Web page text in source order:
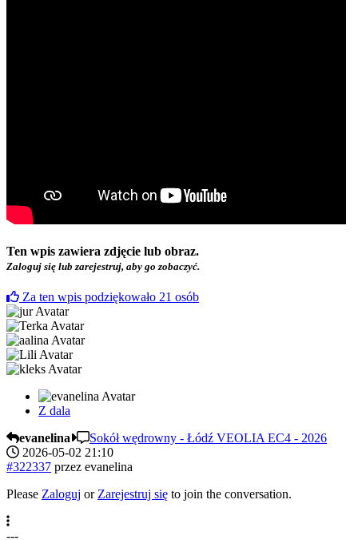
Ten wpis zawiera zdjęcie lub obraz.
Zaloguj się lub zarejestruj, aby go zobaczyć.
Za ten wpis podziękowało 21 osób
Z dala
evanelina
Sokół wędrowny - Łódź VEOLIA EC4 - 2026
2026-05-02 21:10
#322337 przez evanelina
Please Zaloguj or Zarejestruj się to join the conversation.
---